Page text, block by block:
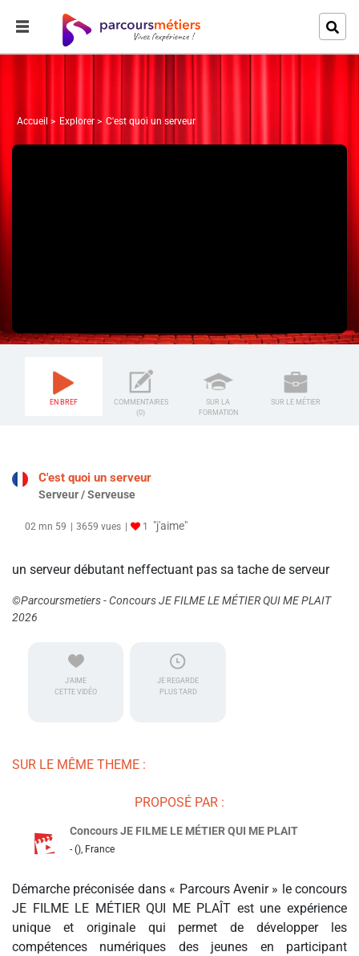
Accueil Explorer C'est quoi un serveur
EN BREF
COMMENTAIRES
(0)
SUR LA
FORMATION
SUR LE MÉTIER
C'est quoi un serveur
Serveur / Serveuse
02 mn 59 3659 vues 1 "j'aime"
un serveur débutant neffectuant pas sa tache de serveur
©Parcoursmetiers - Concours JE FILME LE MÉTIER QUI ME PLAIT
2026
J'AIME
CETTE VIDÉO
JE REGARDE
PLUS TARD
SUR LE MÊME THEME :
PROPOSÉ PAR :
Concours JE FILME LE MÉTIER QUI ME PLAIT
- (), France
Démarche préconisée dans « Parcours Avenir » le concours
JE FILME LE MÉTIER QUI ME PLAÎT est une expérience
unique et originale qui permet de développer les
compétences numériques des jeunes en participant